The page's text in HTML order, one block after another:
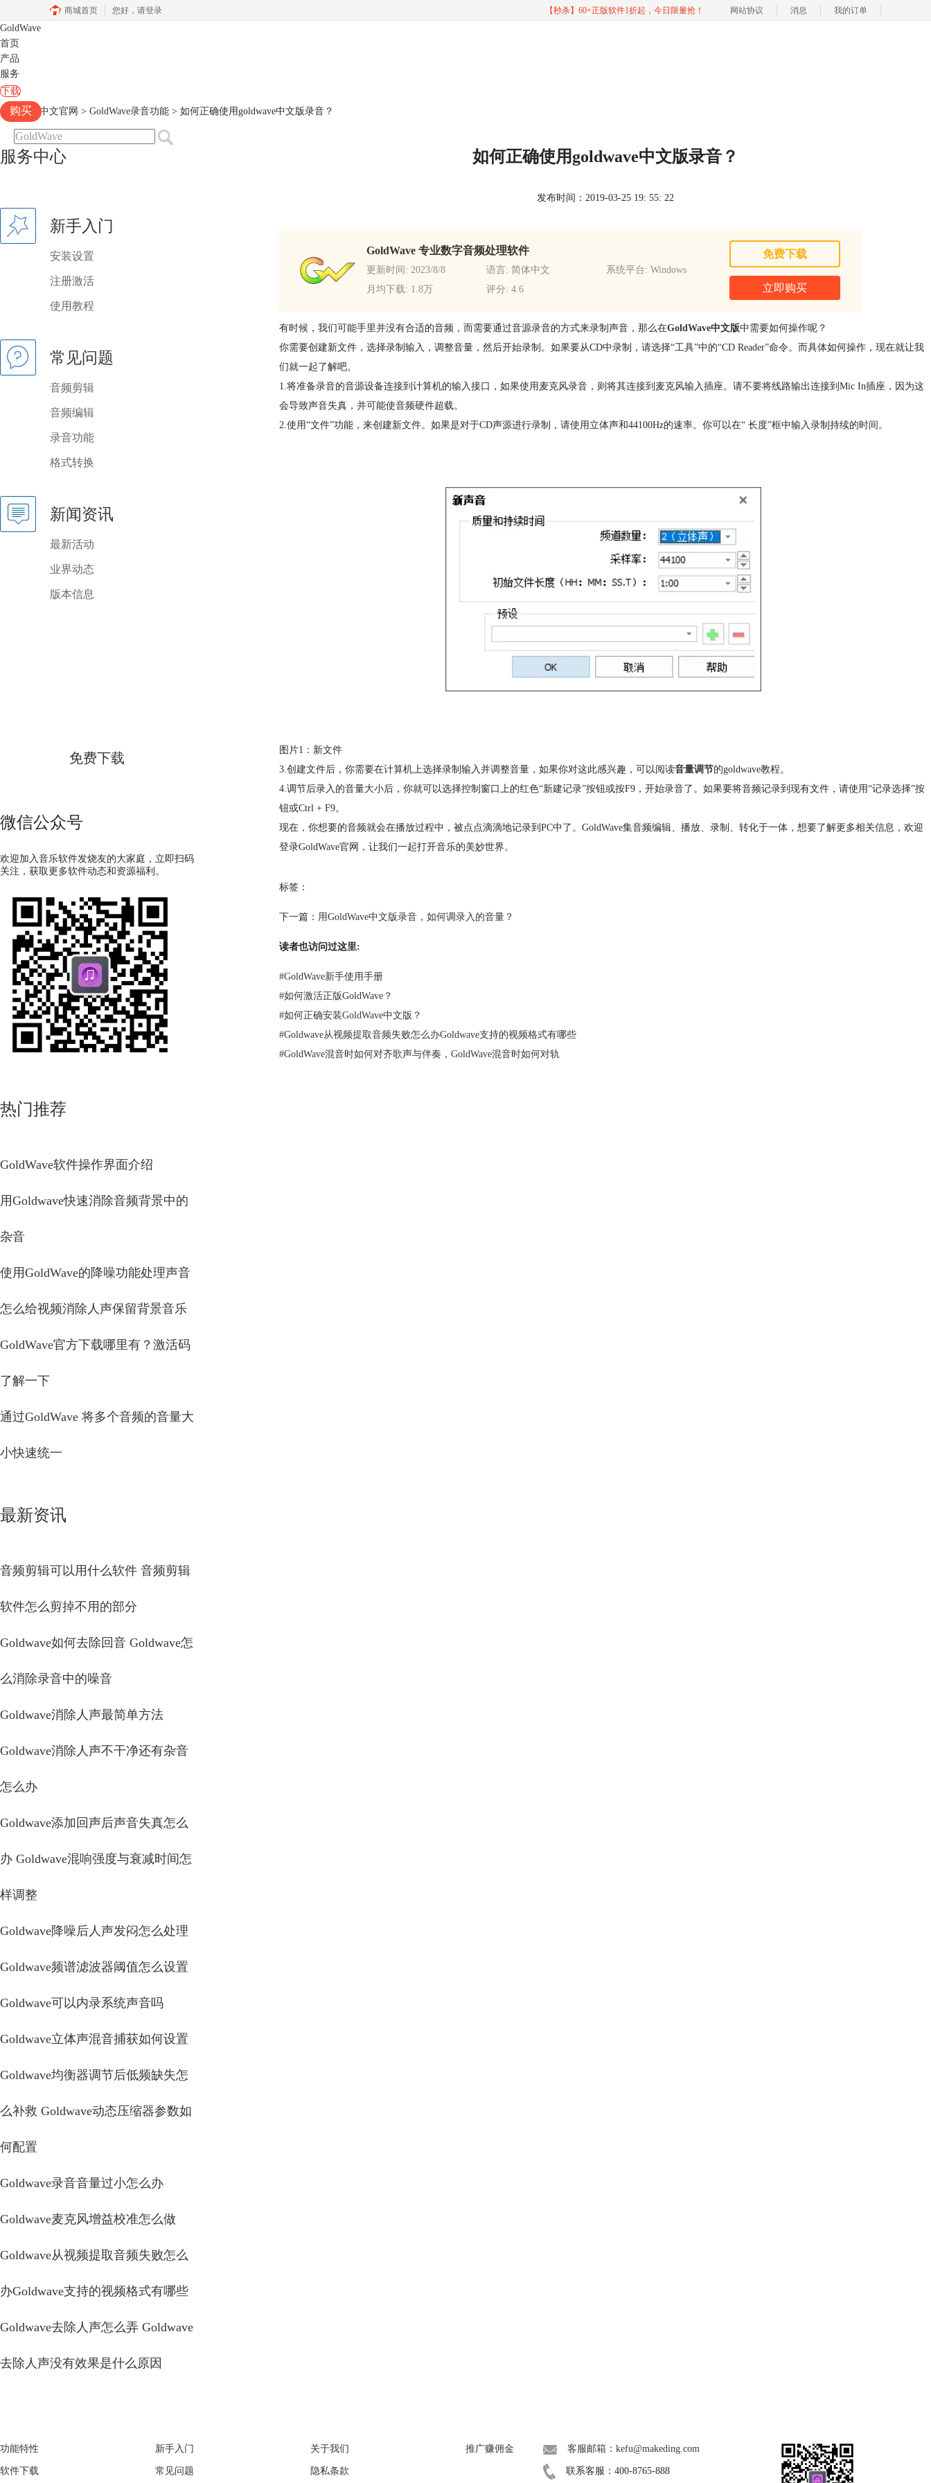
商城首页 您好， 请登录 【秒杀】60+正版软件1折起，今日限量抢！ 网站协议 消息 我的订单
GoldWave
首页
产品
服务
下载
购买
Goldwave中文官网 > GoldWave录音功能 > 如何正确使用goldwave中文版录音？
服务中心
新手入门
安装设置
注册激活
使用教程
常见问题
音频剪辑
音频编辑
录音功能
格式转换
新闻资讯
最新活动
业界动态
版本信息
免费下载
微信公众号
欢迎加入音乐软件发烧友的大家庭，立即扫码
关注，获取更多软件动态和资源福利。
热门推荐
GoldWave软件操作界面介绍
用Goldwave快速消除音频背景中的
杂音
使用GoldWave的降噪功能处理声音
怎么给视频消除人声保留背景音乐
GoldWave官方下载哪里有？激活码
了解一下
通过GoldWave 将多个音频的音量大
小快速统一
最新资讯
音频剪辑可以用什么软件 音频剪辑
软件怎么剪掉不用的部分
Goldwave如何去除回音 Goldwave怎
么消除录音中的噪音
Goldwave消除人声最简单方法
Goldwave消除人声不干净还有杂音
怎么办
Goldwave添加回声后声音失真怎么
办 Goldwave混响强度与衰减时间怎
样调整
Goldwave降噪后人声发闷怎么处理
Goldwave频谱滤波器阈值怎么设置
Goldwave可以内录系统声音吗
Goldwave立体声混音捕获如何设置
Goldwave均衡器调节后低频缺失怎
么补救 Goldwave动态压缩器参数如
何配置
Goldwave录音音量过小怎么办
Goldwave麦克风增益校准怎么做
Goldwave从视频提取音频失败怎么
办Goldwave支持的视频格式有哪些
Goldwave去除人声怎么弄 Goldwave
去除人声没有效果是什么原因
如何正确使用goldwave中文版录音？
发布时间：2019-03-25 19: 55: 22
GoldWave 专业数字音频处理软件
更新时间: 2023/8/8 语言: 简体中文
系统平台: Windows
月均下载: 1.8万
评分: 4.6
免费下载
立即购买
有时候，我们可能手里并没有合适的音频，而需要通过音源录音的方式来录制声音，那么在GoldWave中文版中需要如何操作呢？
你需要创建新文件，选择录制输入，调整音量，然后开始录制。如果要从CD中录制，请选择“工具”中的“CD Reader”命令。而具体如何操作，现在就让我
们就一起了解吧。
1.将准备录音的音源设备连接到计算机的输入接口，如果使用麦克风录音，则将其连接到麦克风输入插座。请不要将线路输出连接到Mic In插座，因为这
会导致声音失真，并可能使音频硬件超载。
2.使用“文件”功能，来创建新文件。如果是对于CD声源进行录制，请使用立体声和44100Hz的速率。你可以在“ 长度”框中输入录制持续的时间。
图片1：新文件
3.创建文件后，你需要在计算机上选择录制输入并调整音量，如果你对这此感兴趣，可以阅读音量调节的goldwave教程。
4.调节后录入的音量大小后，你就可以选择控制窗口上的红色“新建记录”按钮或按F9，开始录音了。如果要将音频记录到现有文件，请使用“记录选择”按
钮或Ctrl + F9。
现在，你想要的音频就会在播放过程中，被点点滴滴地记录到PC中了。GoldWave集音频编辑、播放、录制、转化于一体，想要了解更多相关信息，欢迎
登录GoldWave官网，让我们一起打开音乐的美妙世界。
标签：
下一篇： 用GoldWave中文版录音，如何调录入的音量？
读者也访问过这里:
#GoldWave新手使用手册
#如何激活正版GoldWave？
#如何正确安装GoldWave中文版？
#Goldwave从视频提取音频失败怎么办Goldwave支持的视频格式有哪些
#GoldWave混音时如何对齐歌声与伴奏，GoldWave混音时如何对轨
功能特性
软件下载
新手入门
常见问题
关于我们
隐私条款
推广赚佣金 客服邮箱：kefu@makeding.com
联系客服：400-8765-888